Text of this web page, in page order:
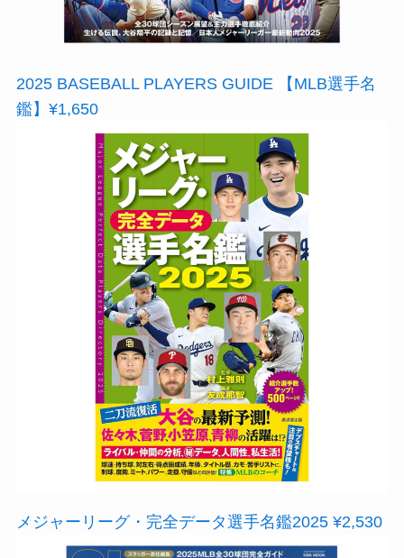
2025 BASEBALL PLAYERS GUIDE 【MLB選手名
鑑】¥1,650
メジャーリーグ・完全データ選手名鑑2025 ¥2,530